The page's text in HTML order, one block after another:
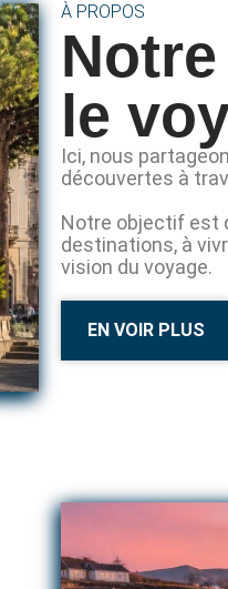
À PROPOS
le
Ici, nous
découvertes à
Notre objectif est
destinations, à
vision du voyage.
EN VOIR PLUS